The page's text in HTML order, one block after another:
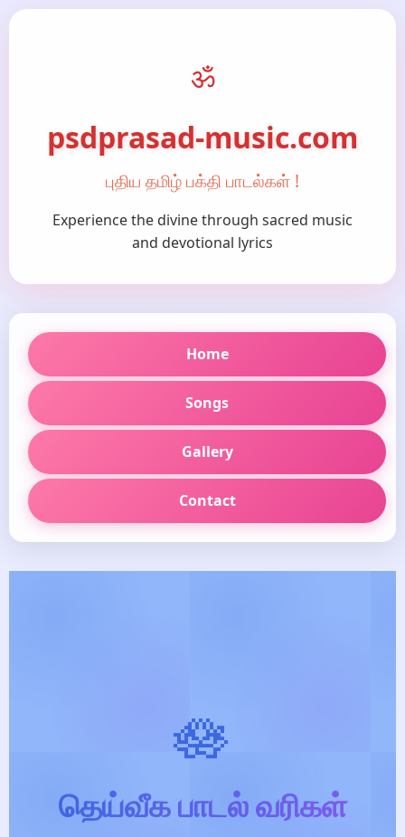
ॐ
psdprasad-music.com
புதிய தமிழ் பக்தி பாடல்கள் !
Experience the divine through sacred music
and devotional lyrics
Home
Songs
Gallery
Contact
🪷
தெய்வீக பாடல் வரிகள்